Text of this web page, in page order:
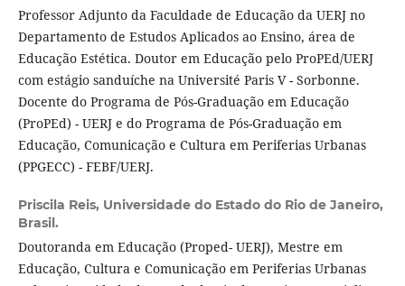
Professor Adjunto da Faculdade de Educação da UERJ no
Departamento de Estudos Aplicados ao Ensino, área de
Educação Estética. Doutor em Educação pelo ProPEd/UERJ
com estágio sanduíche na Université Paris V - Sorbonne.
Docente do Programa de Pós-Graduação em Educação
(ProPEd) - UERJ e do Programa de Pós-Graduação em
Educação, Comunicação e Cultura em Periferias Urbanas
(PPGECC) - FEBF/UERJ.
Priscila Reis, Universidade do Estado do Rio de Janeiro,
Brasil.
Doutoranda em Educação (Proped- UERJ), Mestre em
Educação, Cultura e Comunicação em Periferias Urbanas